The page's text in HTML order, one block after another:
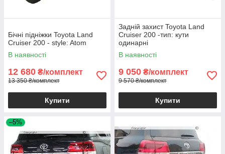
Бічні підніжки Toyota Land
Cruiser 200 - style: Atom
В наявності
12 680 ₴/комплект
13 350 ₴/комплект
Купити
Задній захист Toyota Land
Cruiser 200 -тип: кути
одинарні
В наявності
9 050 ₴/комплект
9 570 ₴/комплект
Купити
–5%